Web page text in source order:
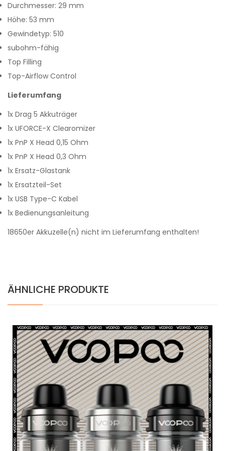
Durchmesser: 29 mm
Höhe: 53 mm
Gewindetyp: 510
subohm-fähig
Top Filling
Top-Airflow Control
Lieferumfang
1x Drag 5 Akkuträger
1x UFORCE-X Clearomizer
1x PnP X Head 0,15 Ohm
1x PnP X Head 0,3 Ohm
1x Ersatz-Glastank
1x Ersatzteil-Set
1x USB Type-C Kabel
1x Bedienungsanleitung
18650er Akkuzelle(n) nicht im Lieferumfang enthalten!
ÄHNLICHE PRODUKTE